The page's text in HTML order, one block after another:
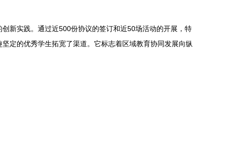
新实践。通过近500份协议的签订和近50场活动的开展，特
定的优秀学生拓宽了渠道。它标志着区域教育协同发展向纵